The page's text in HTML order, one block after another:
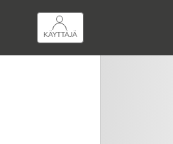
KÄYTTÄJÄ